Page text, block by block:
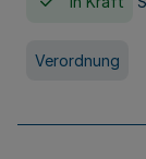
Verordnung